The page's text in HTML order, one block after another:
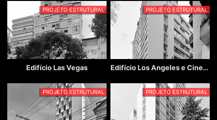
PROJETO ESTRUTURAL
Edifício Las Vegas
PROJETO ESTRUTURAL
Edifício Los Angeles e Cine Los Angeles
PROJETO ESTRUTURAL PROJETO ESTRUTURAL